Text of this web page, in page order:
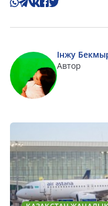
Інжу
Автор